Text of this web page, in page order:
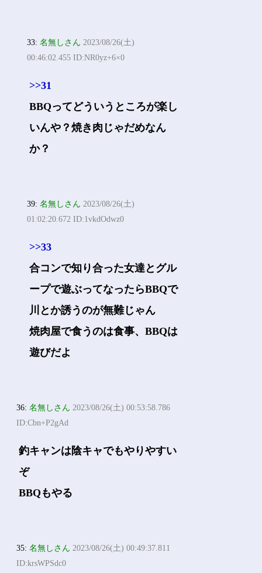
33:名無しさん 2023/08/26(土)
00:46:02.455 ID:NR0yz+6×0
>>31
BBQってどういうところが楽し
いんや？焼き肉じゃだめなん
か？
39:名無しさん 2023/08/26(土)
01:02:20.672 ID:1vkdOdwz0
>>33
合コンで知り合った女達とグル
ープで遊ぶってなったらBBQで
川とか誘うのが無難じゃん
焼肉屋で食うのは食事、BBQは
遊びだよ
36:名無しさん 2023/08/26(土) 00:53:58.786
ID:Cbn+P2gAd
釣キャンは陰キャでもやりやすい
ぞ
BBQもやる
35:名無しさん 2023/08/26(土) 00:49:37.811
ID:krsWPSdc0